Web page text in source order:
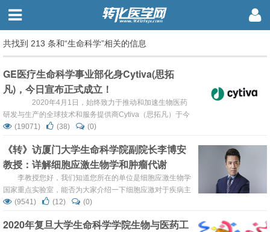
共找到 213 条和“生命科学”相关的信息
GE医疗生命科学事业部化身Cytiva(思拓
凡)，今日宣布正式成立！
2020年4月1日，始终致力于推动和加速生物医药
研发与生产的全球技术和服务提供商Cytiva（思拓凡）于今
日宣布正式成立。Cytiva（思拓凡）的前身是GE医疗生命科
全球40多个国家拥有近7000名员工。 Cytiva（思拓
凡）首席执行官Emmanuel Ligner表...
(19071) (38) (0)
《转》访厦门大学生命科学院副院长李博安
教授：详解细胞应激生物学和肿瘤代谢
李教授您好，我们知道您所在的单位是细胞应激生物学
国家重点实验室，能否为大家介绍一下细胞应激对于疾病主
要有哪些作用？实验室目前的重点工作是什么？ 李教授：首
利环境和遇到有害刺激时所产生的防御或者适应性反应。这
(9541) (12) (0)
2020年复旦大学生命科学学院生物与医药工